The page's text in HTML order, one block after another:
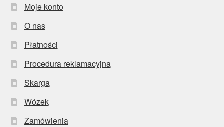
Moje konto
O nas
Płatności
Procedura reklamacyjna
Skarga
Wózek
Zamówienia